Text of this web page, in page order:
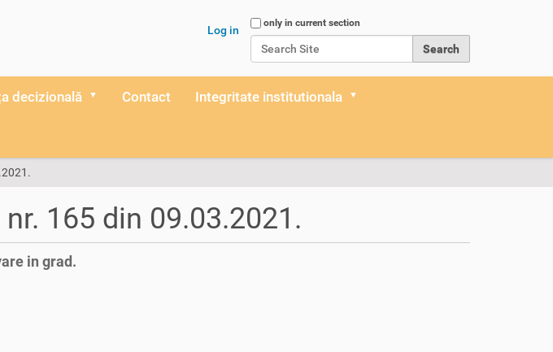
Search Site
only in current section
Log in
decizională Contact Integritate institutionala
165 din 09.03.2021.
in grad.